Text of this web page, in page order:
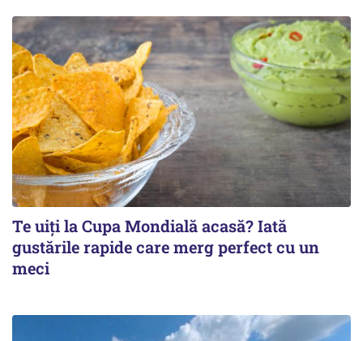
Te uiți la Cupa Mondială acasă? Iată
gustările rapide care merg perfect cu un
meci